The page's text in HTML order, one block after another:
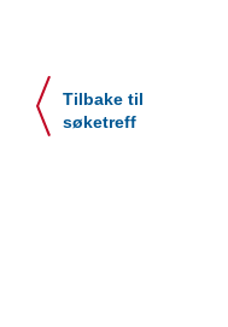
Tilbake til
søketreff